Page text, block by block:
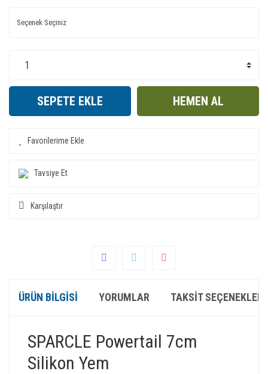
SEPETE EKLE HEMEN AL
Tavsiye Et
Karşılaştır
ÜRÜN BILGISI YORUMLAR TAKSIT SEÇENEKLERI
SPARCLE Powertail 7cm
Silikon Yem